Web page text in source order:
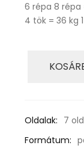
6 répa 8 répa
4 tök = 36 kg
Oldalak: 7
Formátum: